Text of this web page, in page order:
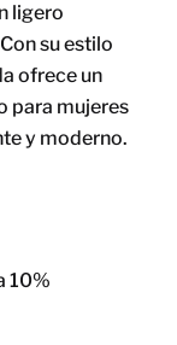
ligero
su estilo
ofrece un
para mujeres
y moderno.
10%